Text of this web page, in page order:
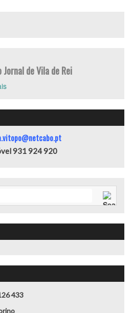
de Vila de Rei
931 924 920
433